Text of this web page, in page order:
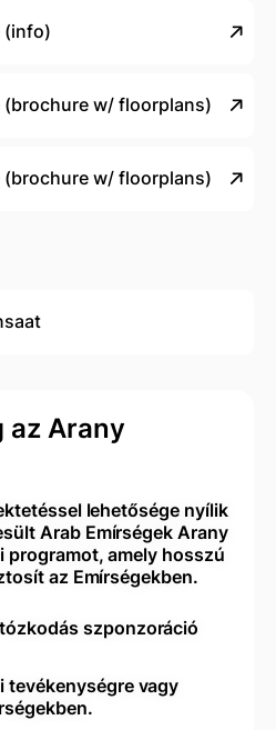
(info)
(brochure w/ floorplans)
(brochure w/ floorplans)
az Arany
lehetősége nyílik
Arab Emírségek Arany
programot, amely hosszú
az Emírségekben.
szponzoráció
tevékenységre vagy